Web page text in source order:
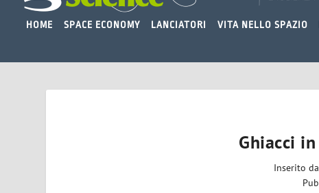
HOME SPACE ECONOMY LANCIATORI VITA NELLO SPAZIO
Ghiacci
Inserito da